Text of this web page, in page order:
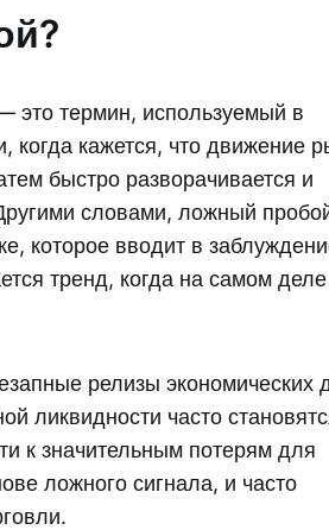
термин, используемый в
когда кажется, что движение
быстро разворачивается и
словами, ложный
которое вводит в
тренд, когда на самом
релизы экономических
ликвидности часто
к значительным потерям для
ложного сигнала, и часто